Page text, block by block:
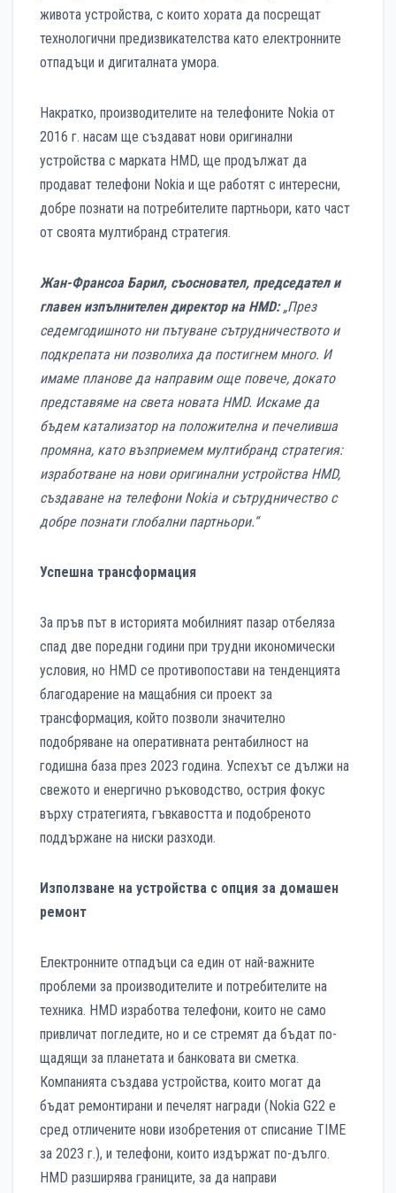
живота устройства, с които хората да посрещат
технологични предизвикателства като електронните
отпадъци и дигиталната умора.
Накратко, производителите на телефоните Nokia от
2016 г. насам ще създават нови оригинални
устройства с марката HMD, ще продължат да
продават телефони Nokia и ще работят с интересни,
добре познати на потребителите партньори, като част
от своята мултибранд стратегия.
Жан-Франсоа Барил, съосновател, председател и
главен изпълнителен директор на HMD:„През
седемгодишното ни пътуване сътрудничеството и
подкрепата ни позволиха да постигнем много. И
имаме планове да направим още повече, докато
представяме на света новата HMD. Искаме да
бъдем катализатор на положителна и печеливша
промяна, като възприемем мултибранд стратегия:
изработване на нови оригинални устройства HMD,
създаване на телефони Nokia и сътрудничество с
добре познати глобални партньори.“
Успешна трансформация
За пръв път в историята мобилният пазар отбеляза
спад две поредни години при трудни икономически
условия, но HMD се противопостави на тенденцията
благодарение на мащабния си проект за
трансформация, който позволи значително
подобряване на оперативната рентабилност на
годишна база през 2023 година. Успехът се дължи на
свежото и енергично ръководство, острия фокус
върху стратегията, гъвкавостта и подобреното
поддържане на ниски разходи.
Използване на устройства с опция за домашен
ремонт
Електронните отпадъци са един от най-важните
проблеми за производителите и потребителите на
техника. HMD изработва телефони, които не само
привличат погледите, но и се стремят да бъдат по-
щадящи за планетата и банковата ви сметка.
Компанията създава устройства, които могат да
бъдат ремонтирани и печелят награди (Nokia G22 е
сред отличените нови изобретения от списание TIME
за 2023 г.), и телефони, които издържат по-дълго.
HMD разширява границите, за да направи